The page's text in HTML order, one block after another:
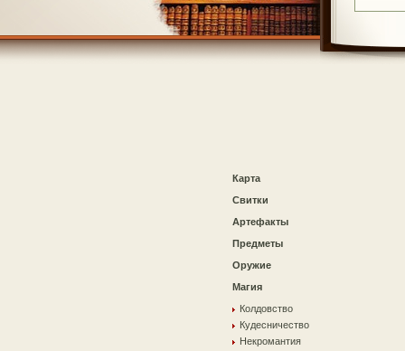
Карта
Свитки
Артефакты
Предметы
Оружие
Магия
Колдовство
Кудесничество
Некромантия